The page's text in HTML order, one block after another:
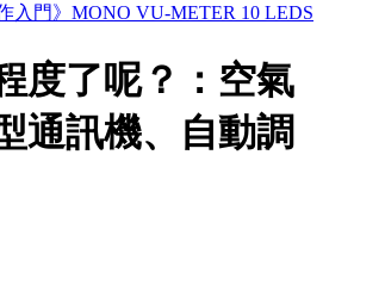
入門》 MONO VU-METER 10 LEDS
度了呢？：空氣
通訊機、自動調